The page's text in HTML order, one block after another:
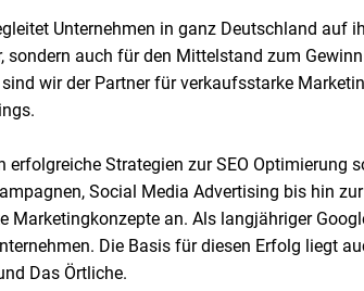
Unternehmen in ganz Deutschland auf
sondern auch für den Mittelstand zum
wir der Partner für verkaufsstarke
erfolgreiche Strategien zur SEO Optimierung
Social Media Advertising bis hin
Marketingkonzepte an. Als langjähriger
Die Basis für diesen Erfolg liegt
Das Örtliche.